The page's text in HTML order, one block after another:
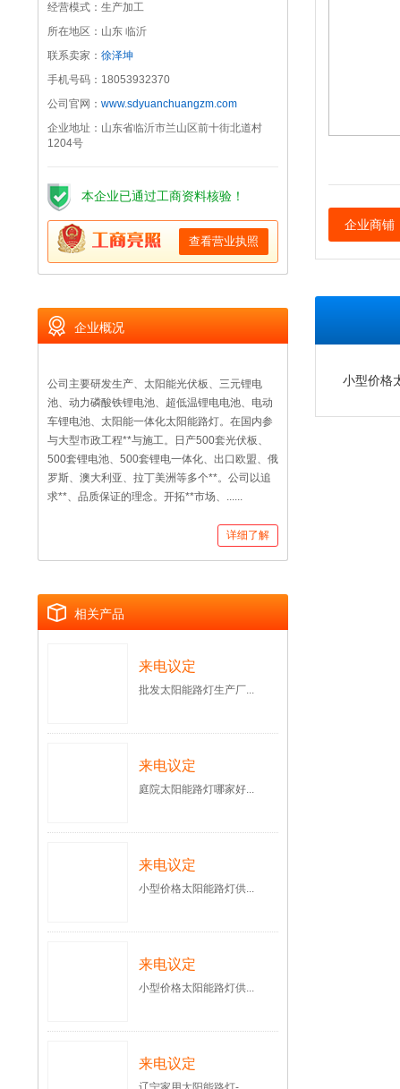
经营模式：生产加工
所在地区：山东 临沂
联系卖家： 徐泽坤
手机号码：18053932370
公司官网： www.sdyuanchuangzm.com
企业地址：山东省临沂市兰山区前十街北道村
1204号
本企业已通过工商资料核验！
查看营业执照
企业概况
公司主要研发生产、太阳能光伏板、三元锂电
池、动力磷酸铁锂电池、超低温锂电电池、电动
车锂电池、太阳能一体化太阳能路灯。在国内参
与大型市政工程**与施工。日产500套光伏板、
500套锂电池、500套锂电一体化、出口欧盟、俄
罗斯、澳大利亚、拉丁美洲等多个**。公司以追
求**、品质保证的理念。开拓**市场、......
详细了解
相关产品
来电议定
批发太阳能路灯生产厂...
来电议定
庭院太阳能路灯哪家好...
来电议定
小型价格太阳能路灯供...
来电议定
小型价格太阳能路灯供...
来电议定
企业商铺
小型价格